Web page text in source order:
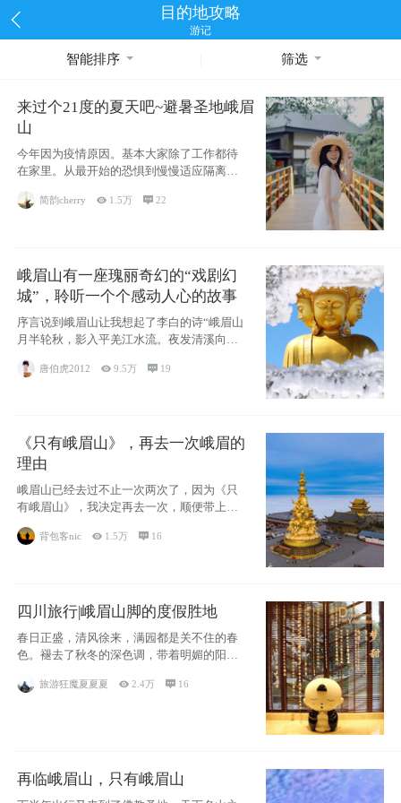
目的地攻略
游记
智能排序 筛选
来过个21度的夏天吧~避暑圣地峨眉
山
今年因为疫情原因。基本大家除了工作都待
在家里。从最开始的恐惧到慢慢适应隔离的
生活~看
简韵cherry  1.5万 22
峨眉山有一座瑰丽奇幻的“戏剧幻
城”，聆听一个个感动人心的故事
序言说到峨眉山让我想起了李白的诗“峨眉山
月半轮秋，影入平羌江水流。夜发清溪向三
唐伯虎2012 9.5万  19
《只有峨眉山》，再去一次峨眉的
理由
峨眉山已经去过不止一次两次了，因为《只
有峨眉山》，我决定再去一次，顺便带上我
的女儿。
背包客nic  1.5万  16
四川旅行|峨眉山脚的度假胜地
春日正盛，清风徐来，满园都是关不住的春
色。褪去了秋冬的深色调，带着明媚的阳
旅游狂魔夏夏夏 2.4万  16
再临峨眉山，只有峨眉山